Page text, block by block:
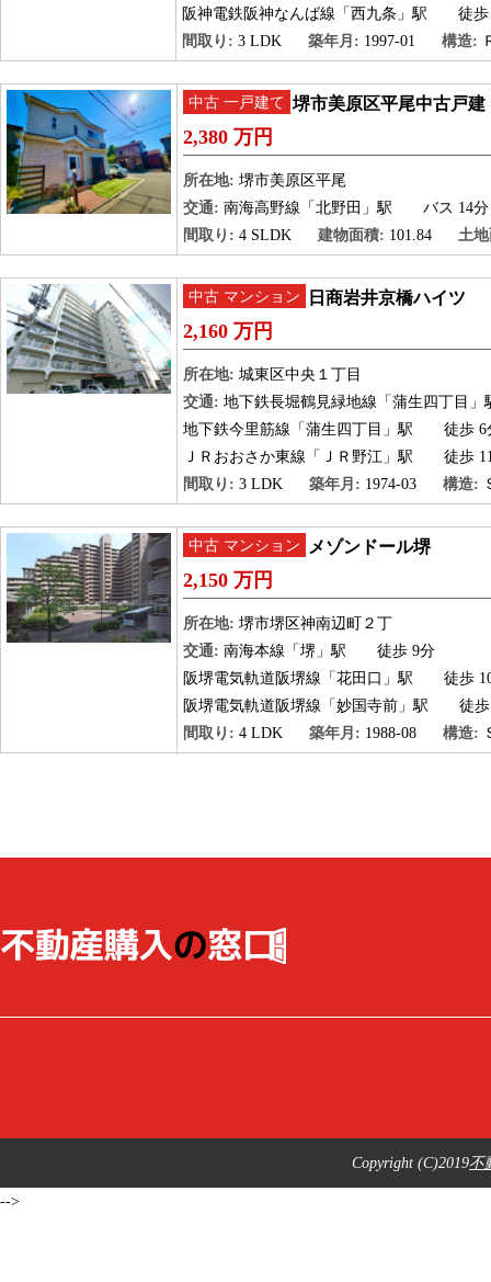
阪神電鉄阪神なんば線「西九条」駅
徒歩
間取り: 3 LDK 築年月: 1997-01 構造:
中古 一戸建て 堺市美原区平尾中古戸建
2,380 万円
所在地: 堺市美原区平尾
交通: 南海高野線「北野田」駅
バス 14分
間取り: 4 SLDK 建物面積: 101.84 土
中古 マンション 日商岩井京橋ハイツ
2,160 万円
所在地: 城東区中央１丁目
交通: 地下鉄長堀鶴見緑地線「蒲生四丁目」
地下鉄今里筋線「蒲生四丁目」駅
徒歩 6
ＪＲおおさか東線「ＪＲ野江」駅
徒歩
間取り: 3 LDK 築年月: 1974-03 構造:
中古 マンション メゾンドール堺
2,150 万円
所在地: 堺市堺区神南辺町２丁
交通: 南海本線「堺」駅
徒歩 9分
阪堺電気軌道阪堺線「花田口」駅
徒歩
阪堺電気軌道阪堺線「妙国寺前」駅
徒歩
間取り: 4 LDK 築年月: 1988-08 構造:
Copyright (C)2019不
-->